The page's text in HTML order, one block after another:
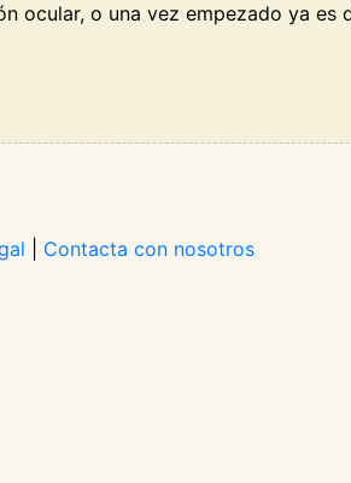
ocular, o una vez empezado ya es
Contacta con nosotros